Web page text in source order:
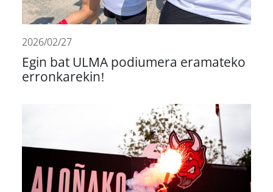
2026/02/27
Egin bat ULMA podiumera eramateko
erronkarekin!